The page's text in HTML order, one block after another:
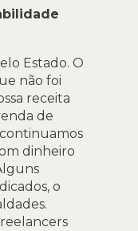
Estado. O
não foi
receita
de
dinheiro
o